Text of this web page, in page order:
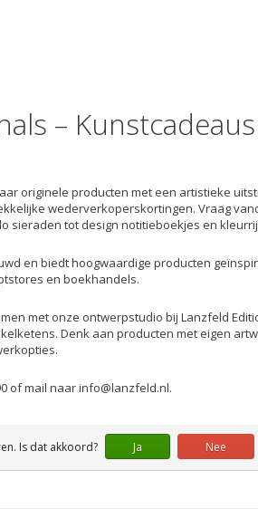
–
originele producten met een artistieke
wederverkoperskortingen. Vraag
sieraden tot design notitieboekjes en
en biedt hoogwaardige producten
en boekhandels.
met onze ontwerpstudio bij Lanzfeld
Denk aan producten met eigen
of mail naarinfo@lanzfeld.nl.
Is dat akkoord? Ja Nee